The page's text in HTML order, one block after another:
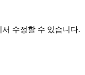
수정할 수 있습니다.